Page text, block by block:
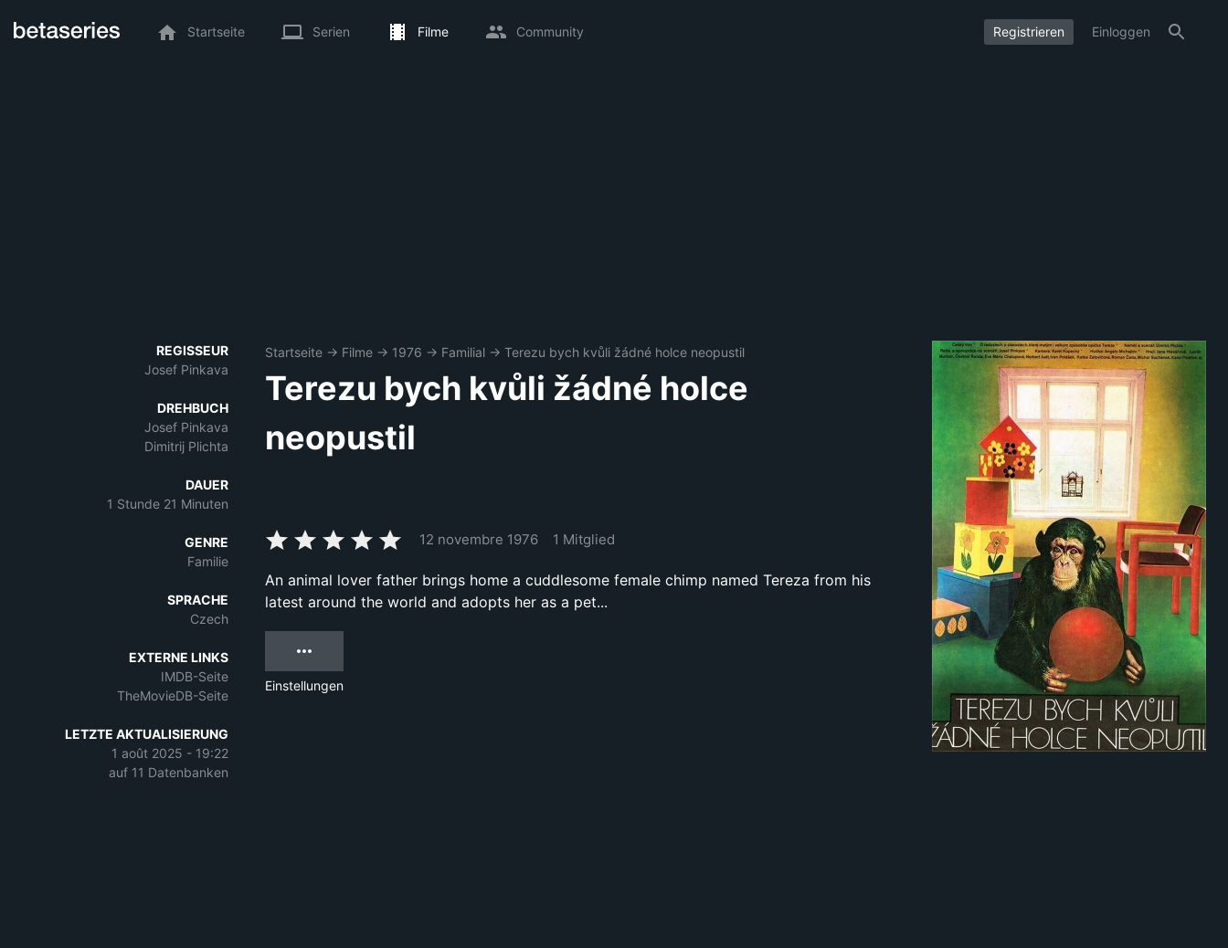
Startseite Serien Filme Community Registrieren Einloggen
REGISSEUR
Josef Pinkava
DREHBUCH
Josef Pinkava
Dimitrij Plichta
DAUER
1 Stunde 21 Minuten
GENRE
Familie
SPRACHE
Czech
EXTERNE LINKS
IMDB-Seite
TheMovieDB-Seite
LETZTE AKTUALISIERUNG
1 août 2025 - 19:22
auf 11 Datenbanken
Startseite → Filme → 1976 → Familial → Terezu bych kvůli žádné holce neopustil
Terezu bych kvůli žádné holce
neopustil
12 novembre 1976 1 Mitglied
An animal lover father brings home a cuddlesome female chimp named Tereza from his
latest around the world and adopts her as a pet...
Einstellungen